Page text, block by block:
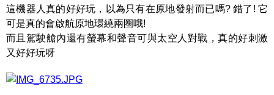
這機器人真的好好玩，以為只有在原地發射而已嗎? 錯了! 它
可是真的會啟航原地環繞兩圈哦!
而且駕駛艙內還有螢幕和聲音可與太空人對戰，真的好刺激
又好好玩呀